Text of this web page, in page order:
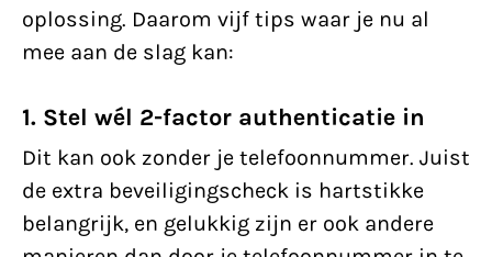
oplossing. Daarom vijf tips waar je nu al
mee aan de slag kan:
1. Stel wél 2-factor authenticatie in
Dit kan ook zonder je telefoonnummer. Juist
de extra beveiligingscheck is hartstikke
belangrijk, en gelukkig zijn er ook andere